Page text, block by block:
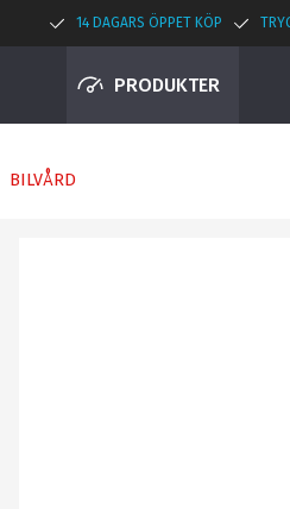
14 DAGARS ÖPPET KÖP
PRODUKTER
BILVÅRD